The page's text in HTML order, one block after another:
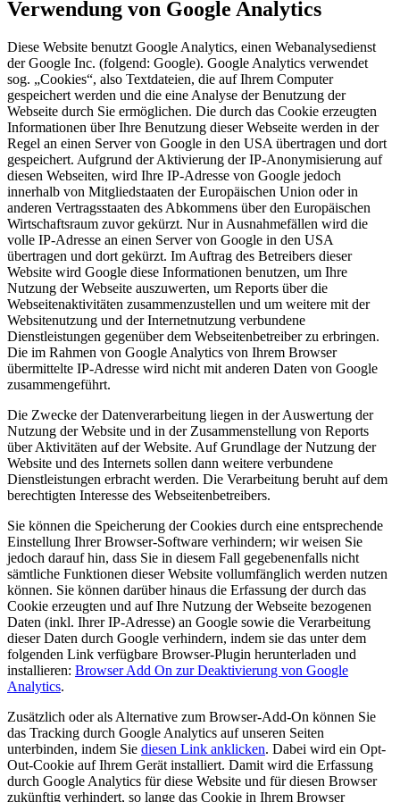
Verwendung von Google Analytics
Diese Website benutzt Google Analytics, einen Webanalysedienst
der Google Inc. (folgend: Google). Google Analytics verwendet
sog. „Cookies“, also Textdateien, die auf Ihrem Computer
gespeichert werden und die eine Analyse der Benutzung der
Webseite durch Sie ermöglichen. Die durch das Cookie erzeugten
Informationen über Ihre Benutzung dieser Webseite werden in der
Regel an einen Server von Google in den USA übertragen und dort
gespeichert. Aufgrund der Aktivierung der IP-Anonymisierung auf
diesen Webseiten, wird Ihre IP-Adresse von Google jedoch
innerhalb von Mitgliedstaaten der Europäischen Union oder in
anderen Vertragsstaaten des Abkommens über den Europäischen
Wirtschaftsraum zuvor gekürzt. Nur in Ausnahmefällen wird die
volle IP-Adresse an einen Server von Google in den USA
übertragen und dort gekürzt. Im Auftrag des Betreibers dieser
Website wird Google diese Informationen benutzen, um Ihre
Nutzung der Webseite auszuwerten, um Reports über die
Webseitenaktivitäten zusammenzustellen und um weitere mit der
Websitenutzung und der Internetnutzung verbundene
Dienstleistungen gegenüber dem Webseitenbetreiber zu erbringen.
Die im Rahmen von Google Analytics von Ihrem Browser
übermittelte IP-Adresse wird nicht mit anderen Daten von Google
zusammengeführt.
Die Zwecke der Datenverarbeitung liegen in der Auswertung der
Nutzung der Website und in der Zusammenstellung von Reports
über Aktivitäten auf der Website. Auf Grundlage der Nutzung der
Website und des Internets sollen dann weitere verbundene
Dienstleistungen erbracht werden. Die Verarbeitung beruht auf dem
berechtigten Interesse des Webseitenbetreibers.
Sie können die Speicherung der Cookies durch eine entsprechende
Einstellung Ihrer Browser-Software verhindern; wir weisen Sie
jedoch darauf hin, dass Sie in diesem Fall gegebenenfalls nicht
sämtliche Funktionen dieser Website vollumfänglich werden nutzen
können. Sie können darüber hinaus die Erfassung der durch das
Cookie erzeugten und auf Ihre Nutzung der Webseite bezogenen
Daten (inkl. Ihrer IP-Adresse) an Google sowie die Verarbeitung
dieser Daten durch Google verhindern, indem sie das unter dem
folgenden Link verfügbare Browser-Plugin herunterladen und
installieren: Browser Add On zur Deaktivierung von Google
Analytics.
Zusätzlich oder als Alternative zum Browser-Add-On können Sie
das Tracking durch Google Analytics auf unseren Seiten
unterbinden, indem Sie diesen Link anklicken. Dabei wird ein Opt-
Out-Cookie auf Ihrem Gerät installiert. Damit wird die Erfassung
durch Google Analytics für diese Website und für diesen Browser
zukünftig verhindert, so lange das Cookie in Ihrem Browser